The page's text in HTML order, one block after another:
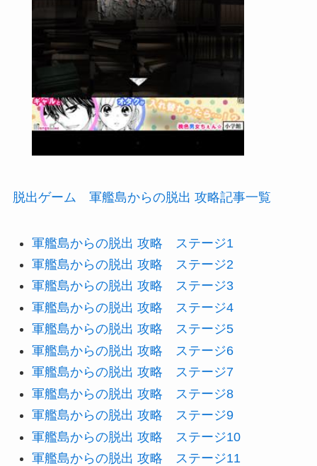
脱出ゲーム 軍艦島からの脱出 攻略記事一覧
軍艦島からの脱出 攻略 ステージ1
軍艦島からの脱出 攻略 ステージ2
軍艦島からの脱出 攻略 ステージ3
軍艦島からの脱出 攻略 ステージ4
軍艦島からの脱出 攻略 ステージ5
軍艦島からの脱出 攻略 ステージ6
軍艦島からの脱出 攻略 ステージ7
軍艦島からの脱出 攻略 ステージ8
軍艦島からの脱出 攻略 ステージ9
軍艦島からの脱出 攻略 ステージ10
軍艦島からの脱出 攻略 ステージ11